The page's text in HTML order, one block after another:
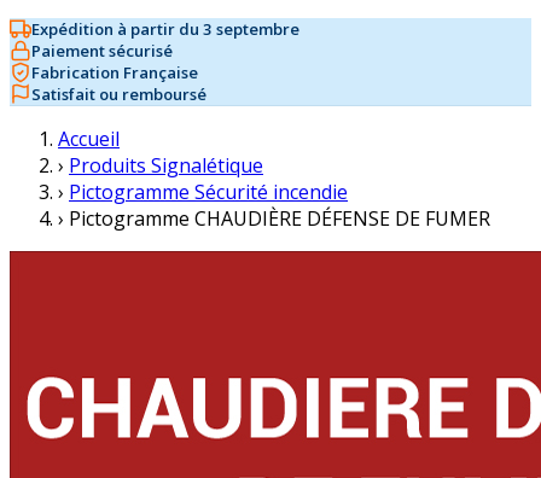
Expédition à partir du 3 septembre
Paiement sécurisé
Fabrication Française
Satisfait ou remboursé
Accueil
› Produits Signalétique
› Pictogramme Sécurité incendie
› Pictogramme CHAUDIÈRE DÉFENSE DE FUMER